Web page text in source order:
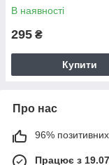
В наявності
295 ₴
Купити
Про нас
96% позитивних
Працює з